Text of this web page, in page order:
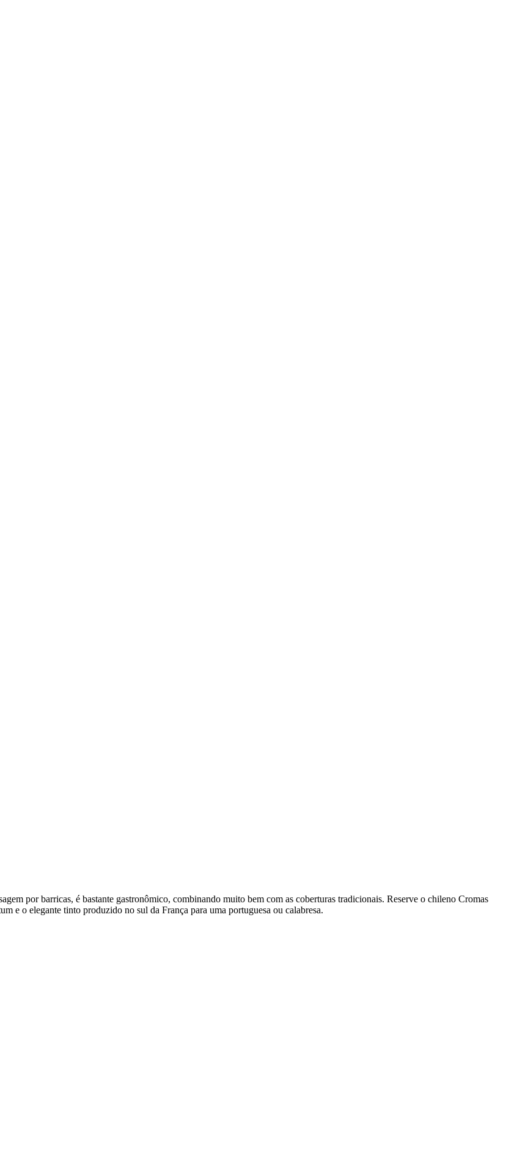
por barricas, é bastante gastronômico, combinando muito bem com as coberturas tradicionais. Reserve o chileno Cromas
e o elegante tinto produzido no sul da França para uma portuguesa ou calabresa.